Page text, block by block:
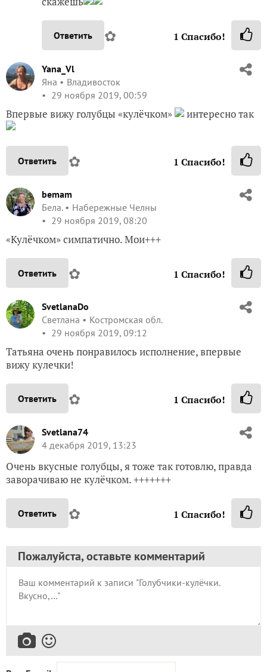
Яна
Владивосток
29 ноября 2019, 00:59
Впервые вижу голубцы «кулёчком» интересно так
Ответить ✿
bemam
29 ноября 2019, 08:20
«Кулёчком» симпатично. Мои+++
Ответить ✿
Светлана
Костромская обл.
29 ноября 2019, 09:12
Татьяна очень понравилось исполнение, впервые
вижу кулечки!
Ответить ✿
Svetlana74
4 декабря 2019, 13:23
Очень вкусные голубцы, я тоже так готовлю, правда
заворачиваю не кулёчком. +++++++
Ответить ✿
Пожалуйста, оставьте комментарий
Ваш E-mail:
добавить комментарий